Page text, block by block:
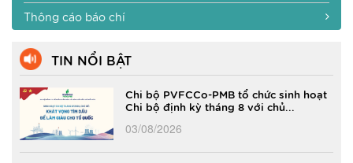
Thông cáo báo chí
TIN NỔI BẬT
Chi bộ PVFCCo-PMB tổ chức sinh hoạt
Chi bộ định kỳ tháng 8 với chủ...
03/08/2026